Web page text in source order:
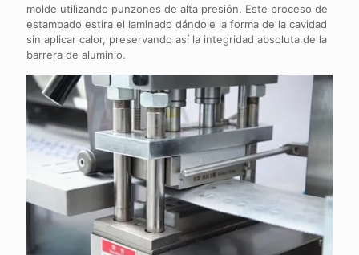
molde utilizando punzones de alta presión. Este proceso de
estampado estira el laminado dándole la forma de la cavidad
sin aplicar calor, preservando así la integridad absoluta de la
barrera de aluminio.